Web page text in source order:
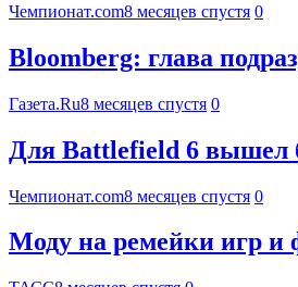
Чемпионат.com8 месяцев спустя 0
Bloomberg: глава
Газета.Ru8 месяцев спустя 0
Для Battlefield 6 вышел
Чемпионат.com8 месяцев спустя 0
Моду на ремейки игр и